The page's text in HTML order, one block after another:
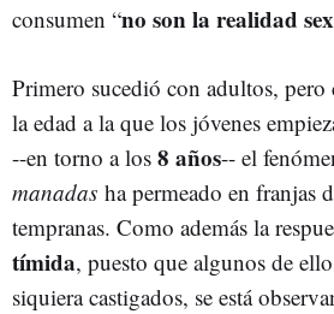
consumen “no son la realidad
Primero sucedió con adultos,
la edad a la que los jóvenes
--en torno a los 8 años-- el
manadas ha permeado en franjas
tempranas. Como además la
tímida, puesto que algunos de
siquiera castigados, se está